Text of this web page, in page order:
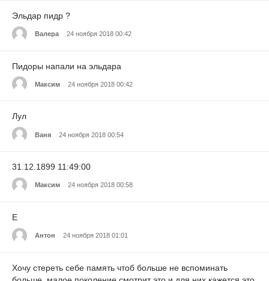
Эльдар пидр ?
Валера 24 ноября 2018 00:42
Пидоры напали на эльдара
Максим 24 ноября 2018 00:42
Лул
Ваня 24 ноября 2018 00:54
31.12.1899 11:49:00
Максим 24 ноября 2018 00:58
Е
Антон 24 ноября 2018 01:01
Хочу стереть себе память чтоб больше не вспоминать